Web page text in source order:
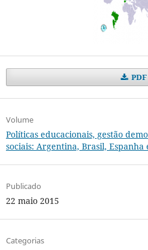
PDF
Volume
Políticas educacionais, gestão
sociais: Argentina, Brasil, Espanha
Publicado
22 maio 2015
Categorias